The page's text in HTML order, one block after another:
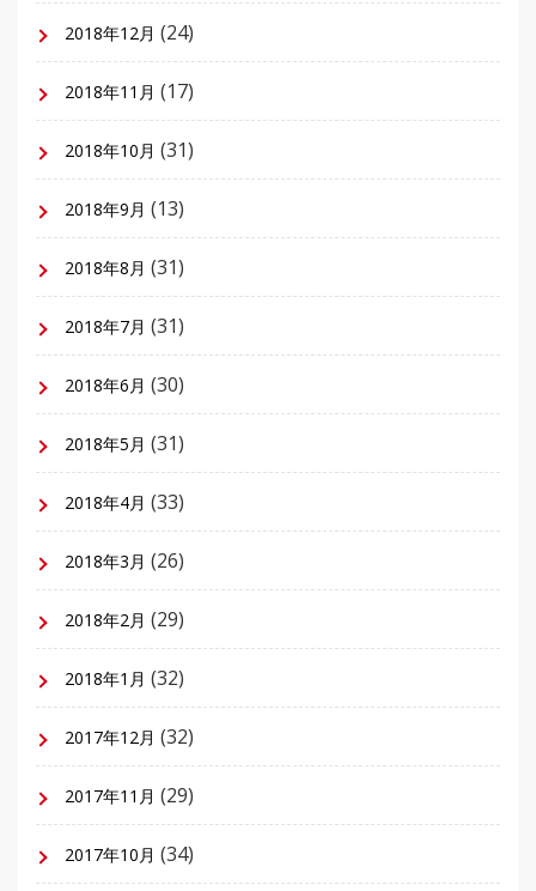
2018年12月 (24)
2018年11月 (17)
2018年10月 (31)
2018年9月 (13)
2018年8月 (31)
2018年7月 (31)
2018年6月 (30)
2018年5月 (31)
2018年4月 (33)
2018年3月 (26)
2018年2月 (29)
2018年1月 (32)
2017年12月 (32)
2017年11月 (29)
2017年10月 (34)